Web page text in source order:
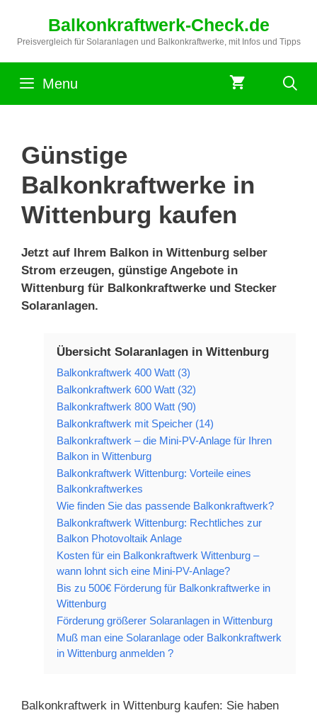
springen
Balkonkraftwerk-Check.de
Preisvergleich für Solaranlagen und Balkonkraftwerke, mit Infos und Tipps
Menu
Günstige
Balkonkraftwerke in
Wittenburg kaufen
Jetzt auf Ihrem Balkon in Wittenburg selber
Strom erzeugen, günstige Angebote in
Wittenburg für Balkonkraftwerke und Stecker
Solaranlagen.
Übersicht Solaranlagen in Wittenburg
Balkonkraftwerk 400 Watt (3)
Balkonkraftwerk 600 Watt (32)
Balkonkraftwerk 800 Watt (90)
Balkonkraftwerk mit Speicher (14)
Balkonkraftwerk – die Mini-PV-Anlage für Ihren
Balkon in Wittenburg
Balkonkraftwerk Wittenburg: Vorteile eines
Balkonkraftwerkes
Wie finden Sie das passende Balkonkraftwerk?
Balkonkraftwerk Wittenburg: Rechtliches zur
Balkon Photovoltaik Anlage
Kosten für ein Balkonkraftwerk Wittenburg –
wann lohnt sich eine Mini-PV-Anlage?
Bis zu 500€ Förderung für Balkonkraftwerke in
Wittenburg
Förderung größerer Solaranlagen in Wittenburg
Muß man eine Solaranlage oder Balkonkraftwerk
in Wittenburg anmelden ?
Balkonkraftwerk in Wittenburg kaufen: Sie haben